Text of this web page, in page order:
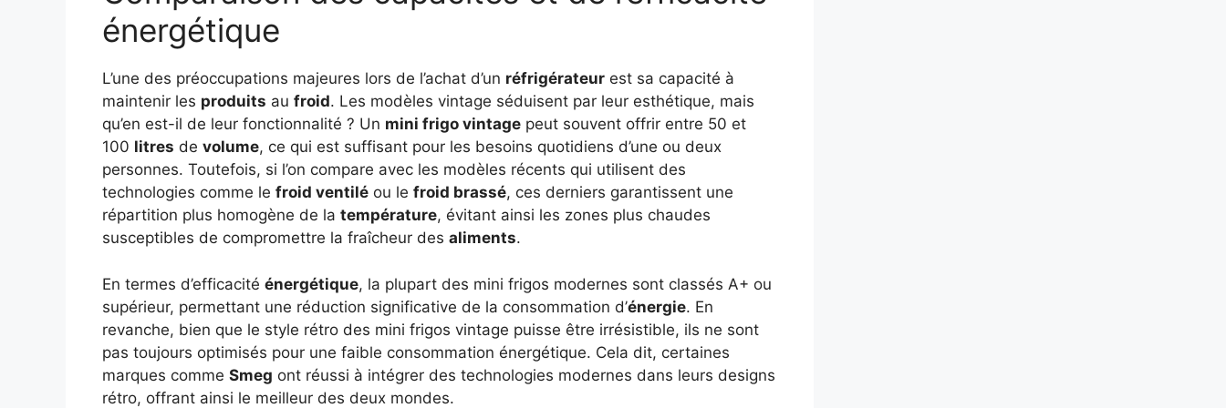
énergétique
L’une des préoccupations majeures lors de l’achat d’un réfrigérateur est sa capacité à
maintenir les produits au froid. Les modèles vintage séduisent par leur esthétique, mais
qu’en est-il de leur fonctionnalité ? Un mini frigo vintage peut souvent offrir entre 50 et
100 litres de volume, ce qui est suffisant pour les besoins quotidiens d’une ou deux
personnes. Toutefois, si l’on compare avec les modèles récents qui utilisent des
technologies comme le froid ventilé ou le froid brassé, ces derniers garantissent une
répartition plus homogène de la température, évitant ainsi les zones plus chaudes
susceptibles de compromettre la fraîcheur des aliments.
En termes d’efficacité énergétique, la plupart des mini frigos modernes sont classés A+ ou
supérieur, permettant une réduction significative de la consommation d’énergie. En
revanche, bien que le style rétro des mini frigos vintage puisse être irrésistible, ils ne sont
pas toujours optimisés pour une faible consommation énergétique. Cela dit, certaines
marques comme Smeg ont réussi à intégrer des technologies modernes dans leurs designs
rétro, offrant ainsi le meilleur des deux mondes.